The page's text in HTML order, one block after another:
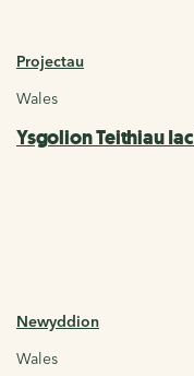
Projectau
Wales
Ysgolion Teithiau
Newyddion
Wales